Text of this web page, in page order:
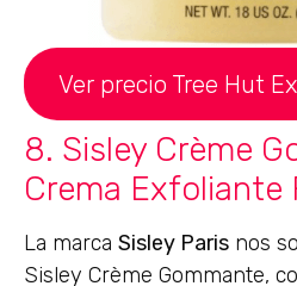
Ver precio Tree Hut
8. Sisley Crème
Crema Exfoliante
La marca Sisley Paris nos
Sisley Crème Gommante,